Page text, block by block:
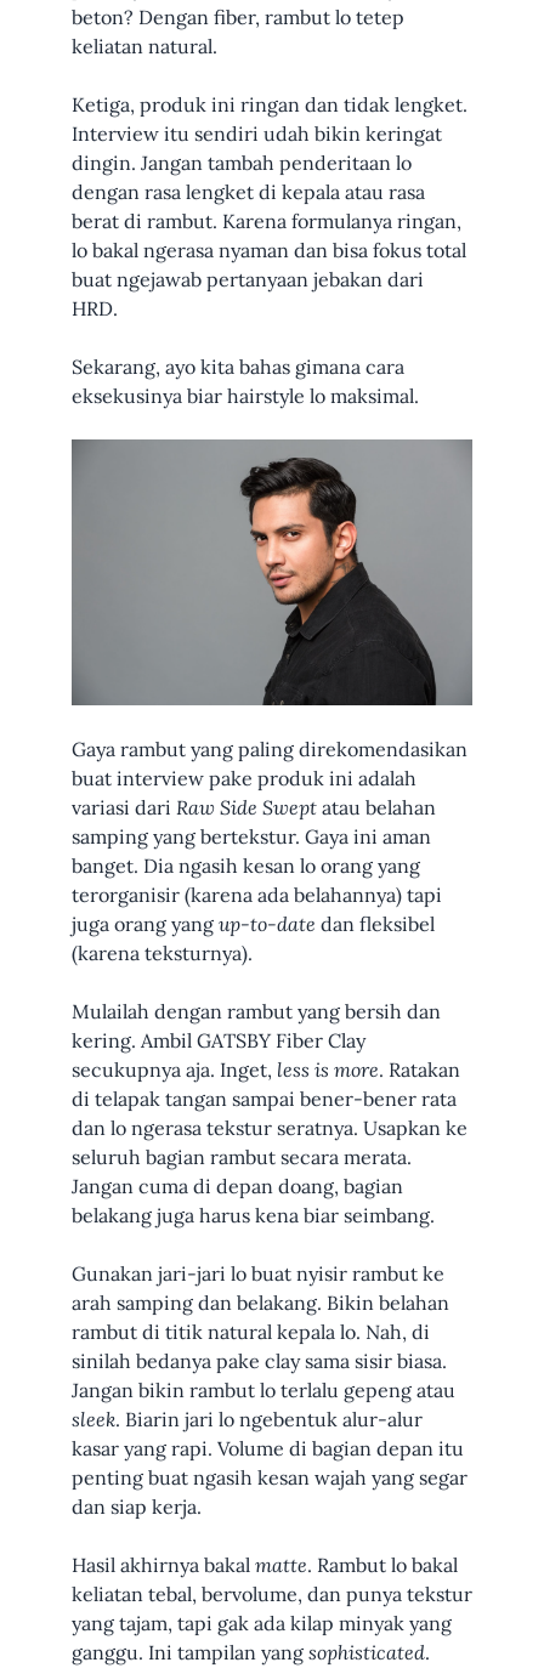
beton? Dengan fiber, rambut lo tetep
keliatan natural.
Ketiga, produk ini ringan dan tidak lengket.
Interview itu sendiri udah bikin keringat
dingin. Jangan tambah penderitaan lo
dengan rasa lengket di kepala atau rasa
berat di rambut. Karena formulanya ringan,
lo bakal ngerasa nyaman dan bisa fokus total
buat ngejawab pertanyaan jebakan dari
HRD.
Sekarang, ayo kita bahas gimana cara
eksekusinya biar hairstyle lo maksimal.
Gaya rambut yang paling direkomendasikan
buat interview pake produk ini adalah
variasi dari Raw Side Sweptatau belahan
samping yang bertekstur. Gaya ini aman
banget. Dia ngasih kesan lo orang yang
terorganisir (karena ada belahannya) tapi
juga orang yang up-to-date dan fleksibel
(karena teksturnya).
Mulailah dengan rambut yang bersih dan
kering. Ambil GATSBY Fiber Clay
secukupnya aja. Inget, less is more. Ratakan
di telapak tangan sampai bener-bener rata
dan lo ngerasa tekstur seratnya. Usapkan ke
seluruh bagian rambut secara merata.
Jangan cuma di depan doang, bagian
belakang juga harus kena biar seimbang.
Gunakan jari-jari lo buat nyisir rambut ke
arah samping dan belakang. Bikin belahan
rambut di titik natural kepala lo. Nah, di
sinilah bedanya pake clay sama sisir biasa.
Jangan bikin rambut lo terlalu gepeng atau
sleek. Biarin jari lo ngebentuk alur-alur
kasar yang rapi. Volume di bagian depan itu
penting buat ngasih kesan wajah yang segar
dan siap kerja.
Hasil akhirnya bakal matte. Rambut lo bakal
keliatan tebal, bervolume, dan punya tekstur
yang tajam, tapi gak ada kilap minyak yang
ganggu. Ini tampilan yang sophisticated.